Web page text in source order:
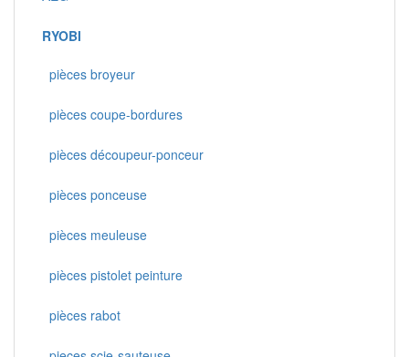
RYOBI
pièces broyeur
pièces coupe-bordures
pièces découpeur-ponceur
pièces ponceuse
pièces meuleuse
pièces pistolet peinture
pièces rabot